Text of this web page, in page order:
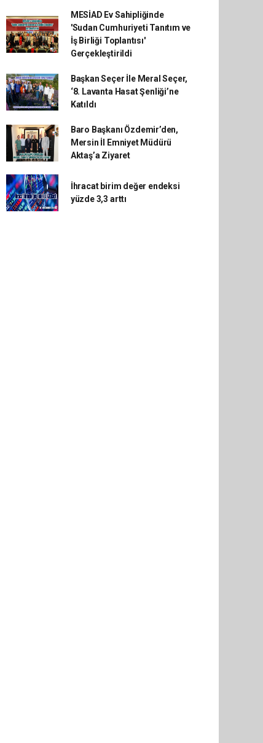
MESİAD Ev Sahipliğinde
'Sudan Cumhuriyeti Tanıtım ve
İş Birliği Toplantısı'
Gerçekleştirildi
Başkan Seçer İle Meral Seçer,
‘8. Lavanta Hasat Şenliği’ne
Katıldı
Baro Başkanı Özdemir’den,
Mersin İl Emniyet Müdürü
Aktaş’a Ziyaret
İhracat birim değer endeksi
yüzde 3,3 arttı